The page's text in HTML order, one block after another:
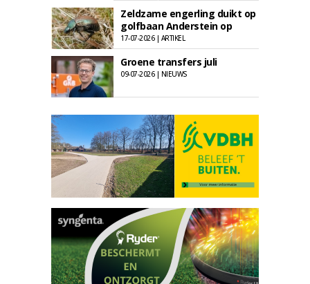
Zeldzame engerling duikt op
golfbaan Anderstein op
17-07-2026 | ARTIKEL
Groene transfers juli
09-07-2026 | NIEUWS